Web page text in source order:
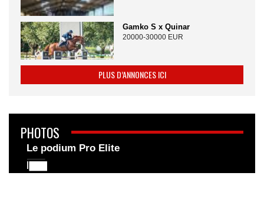
Gamko S x Quinar
20000-30000 EUR
PLUS D’ANNONCES ICI
PHOTOS
Le podium Pro Elite